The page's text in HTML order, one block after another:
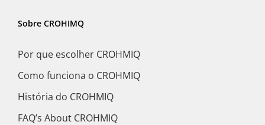
Sobre CROHIMQ
Por que escolher CROHMIQ
Como funciona o CROHMIQ
História do CROHMIQ
FAQ’s About CROHMIQ